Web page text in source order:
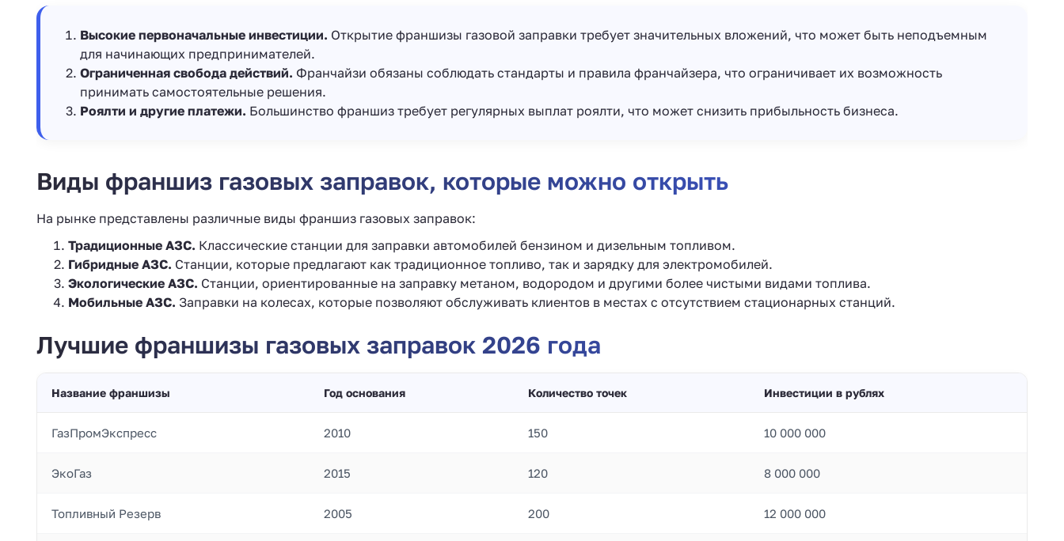
Высокие первоначальные инвестиции. Открытие франшизы газовой заправки требует значительных вложений, что может быть неподъемным
для начинающих предпринимателей.
Ограниченная свобода действий. Франчайзи обязаны соблюдать стандарты и правила франчайзера, что ограничивает их возможность
принимать самостоятельные решения.
Роялти и другие платежи. Большинство франшиз требует регулярных выплат роялти, что может снизить прибыльность бизнеса.
Виды франшиз газовых заправок, которые можно открыть
На рынке представлены различные виды франшиз газовых заправок:
Традиционные АЗС. Классические станции для заправки автомобилей бензином и дизельным топливом.
Гибридные АЗС. Станции, которые предлагают как традиционное топливо, так и зарядку для электромобилей.
Экологические АЗС. Станции, ориентированные на заправку метаном, водородом и другими более чистыми видами топлива.
Мобильные АЗС. Заправки на колесах, которые позволяют обслуживать клиентов в местах с отсутствием стационарных станций.
Лучшие франшизы газовых заправок 2026 года
Название франшизы Год основания Количество точек Инвестиции в рублях
ГазПромЭкспресс 2010 150 10 000 000
ЭкоГаз 2015 120 8 000 000
Топливный Резерв 2005 200 12 000 000